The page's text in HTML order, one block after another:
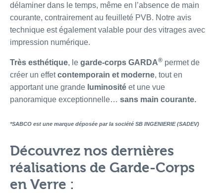
délaminer dans le temps, même en l’absence de main
courante, contrairement au feuilleté PVB. Notre avis
technique est également valable pour des vitrages avec
impression numérique.
Très esthétique, le garde-corps GARDA® permet de
créer un effetcontemporain et moderne, tout en
apportant une grande luminosité et une vue
panoramique exceptionnelle… sans main courante.
*SABCO est une marque déposée par la société SB INGENIERIE (SADEV)
Découvrez nos dernières
réalisations de Garde-Corps
en Verre :